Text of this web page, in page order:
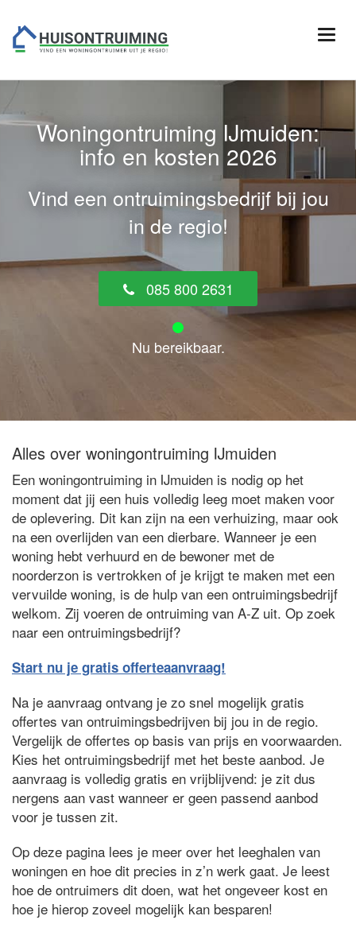
Woningontruiming IJmuiden:
info en kosten 2026
Vind een ontruimingsbedrijf bij jou
in de regio!
085 800 2631
Nu bereikbaar.
Alles over woningontruiming IJmuiden
Een woningontruiming in IJmuiden is nodig op het
moment dat jij een huis volledig leeg moet maken voor
de oplevering. Dit kan zijn na een verhuizing, maar ook
na een overlijden van een dierbare. Wanneer je een
woning hebt verhuurd en de bewoner met de
noorderzon is vertrokken of je krijgt te maken met een
vervuilde woning, is de hulp van een ontruimingsbedrijf
welkom. Zij voeren de ontruiming van A-Z uit. Op zoek
naar een ontruimingsbedrijf?
Start nu je gratis offerteaanvraag!
Na je aanvraag ontvang je zo snel mogelijk gratis
offertes van ontruimingsbedrijven bij jou in de regio.
Vergelijk de offertes op basis van prijs en voorwaarden.
Kies het ontruimingsbedrijf met het beste aanbod. Je
aanvraag is volledig gratis en vrijblijvend: je zit dus
nergens aan vast wanneer er geen passend aanbod
voor je tussen zit.
Op deze pagina lees je meer over het leeghalen van
woningen en hoe dit precies in z’n werk gaat. Je leest
hoe de ontruimers dit doen, wat het ongeveer kost en
hoe je hierop zoveel mogelijk kan besparen!